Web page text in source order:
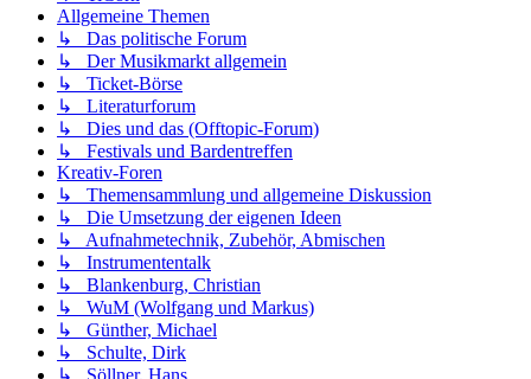
Allgemeine Themen
↳ Das politische Forum
↳ Der Musikmarkt allgemein
↳ Ticket-Börse
↳ Literaturforum
↳ Dies und das (Offtopic-Forum)
↳ Festivals und Bardentreffen
Kreativ-Foren
↳ Themensammlung und allgemeine Diskussion
↳ Die Umsetzung der eigenen Ideen
↳ Aufnahmetechnik, Zubehör, Abmischen
↳ Instrumententalk
↳ Blankenburg, Christian
↳ WuM (Wolfgang und Markus)
↳ Günther, Michael
↳ Schulte, Dirk
↳ Söllner, Hans